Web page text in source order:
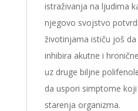
istraživanja na ljudima
njegovo svojstvo
životinjama ističu još
inhibira akutne i
uz druge biljne
da uspori simptome
starenja organizma.